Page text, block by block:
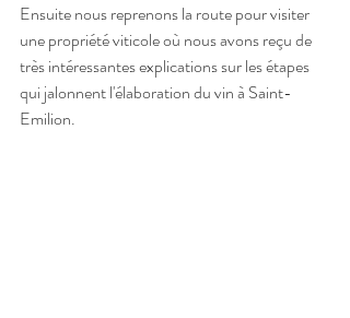
Ensuite nous reprenons la route pour visiter
une propriété viticole où nous avons reçu de
très intéressantes explications sur les étapes
qui jalonnent l'élaboration du vin à Saint-
Emilion.